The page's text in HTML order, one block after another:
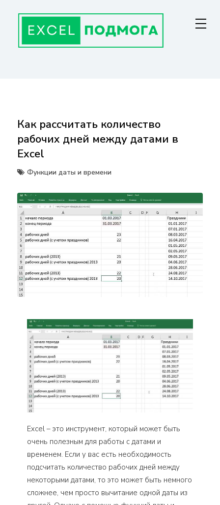
содержанию
Как рассчитать количество
рабочих дней между датами в
Excel
Функции даты и времени
Excel – это инструмент, который может быть
очень полезным для работы с датами и
временем. Если у вас есть необходимость
подсчитать количество рабочих дней между
некоторыми датами, то это может быть немного
сложнее, чем просто вычитание одной даты из